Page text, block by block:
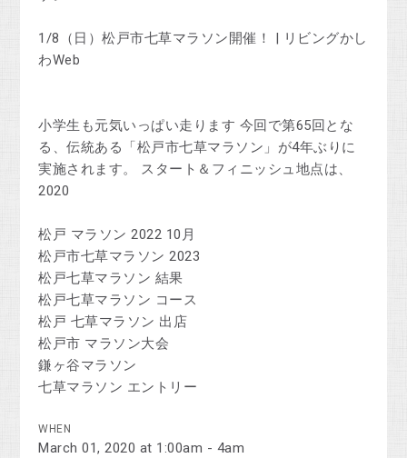
1/8（日）松戸市七草マラソン開催！ | リビングかし
わWeb
小学生も元気いっぱい走ります 今回で第65回とな
る、伝統ある「松戸市七草マラソン」が4年ぶりに
実施されます。 スタート＆フィニッシュ地点は、
2020
松戸 マラソン 2022 10月
松戸市七草マラソン 2023
松戸七草マラソン 結果
松戸七草マラソン コース
松戸 七草マラソン 出店
松戸市 マラソン大会
鎌ヶ谷マラソン
七草マラソン エントリー
WHEN
March 01, 2020 at 1:00am - 4am